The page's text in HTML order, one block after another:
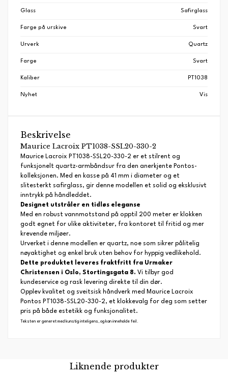
Beskrivelse
Maurice Lacroix PT1038-SSL20-330-2
Maurice Lacroix PT1038-SSL20-330-2 er et stilrent og
funksjonelt quartz-armbåndsur fra den anerkjente Pontos-
kolleksjonen. Med en kasse på 41 mm i diameter og et
slitesterkt safirglass, gir denne modellen et solid og eksklusivt
inntrykk på håndleddet.
Designet utstråler en tidløs eleganse
Med en robust vannmotstand på opptil 200 meter er klokken
godt egnet for ulike aktiviteter, fra kontoret til fritid og mer
krevende miljøer.
Urverket i denne modellen er quartz, noe som sikrer pålitelig
nøyaktighet og enkel bruk uten behov for hyppig vedlikehold.
Dette produktet leveres fraktfritt fra Urmaker
Christensen i Oslo, Stortingsgata 8. Vi tilbyr god
kundeservice og rask levering direkte til din dør.
Opplev kvalitet og sveitsisk håndverk med Maurice Lacroix
Pontos PT1038-SSL20-330-2, et klokkevalg for deg som setter
pris på både estetikk og funksjonalitet.
Teksten er generet med kunstig inteligens, og kan inneholde feil.
Glass Safirglass
Farge på urskive Svart
Urverk Quartz
Farge Svart
Kaliber PT1038
Nyhet Vis
Liknende produkter